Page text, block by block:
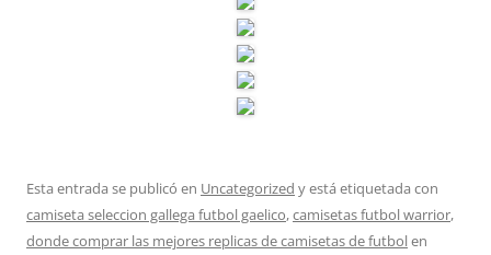
Esta entrada se publicó en Uncategorized y está etiquetada con
camiseta seleccion gallega futbol gaelico,camisetas futbol warrior,
donde comprar las mejores replicas de camisetas de futbolen